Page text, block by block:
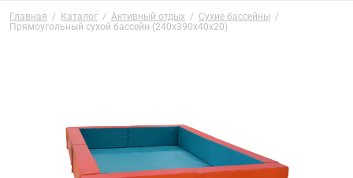
Главная / Каталог / Активный отдых / Сухие бассейны /
Прямоугольный сухой бассейн (240х390х40х20)